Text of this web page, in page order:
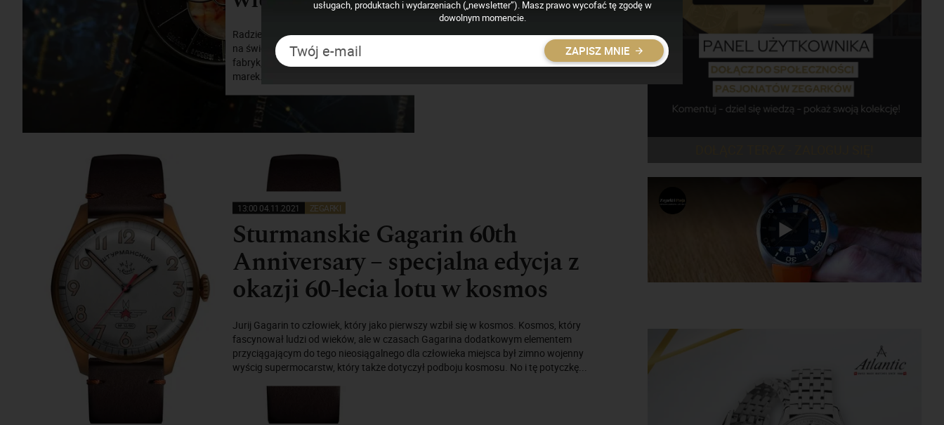
Radziecki przemysł zegarmistrzowski był niegdyś jednym z najbardziej liczących się
na świecie. Wraz z upadkiem Związku Radzieckiego nastąpił schyłek postsowieckiech
fabryk, a to przełożyło się na upadek wielu już rozpoznawalnych na całym świecie
marek. Z czasem niektóre z nich skutecznie i w mądry sposób wskrzeszono, a jedną...
13:00 04.11.2021 ZEGARKI
Sturmanskie Gagarin 60th
Anniversary – specjalna edycja z
okazji 60-lecia lotu w kosmos
Jurij Gagarin to człowiek, który jako pierwszy wzbił się w kosmos. Kosmos, który
fascynował ludzi od wieków, ale w czasach Gagarina dodatkowym elementem
przyciągającym do tego nieosiągalnego dla człowieka miejsca był zimno wojenny
wyścig supermocarstw, który także dotyczył podboju kosmosu. No i tę potyczkę...
usługach, produktach i wydarzeniach („newsletter”). Masz prawo wycofać tę zgodę w
dowolnym momencie.
ZAPISZ MNIE